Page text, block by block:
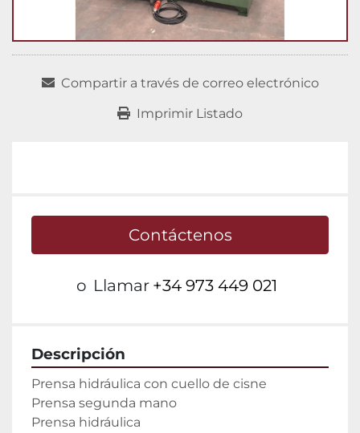
Compartir a través de correo electrónico
Imprimir Listado
Contáctenos
o Llamar +34 973 449 021
Descripción
Prensa hidráulica con cuello de cisne
Prensa segunda mano
Prensa hidráulica